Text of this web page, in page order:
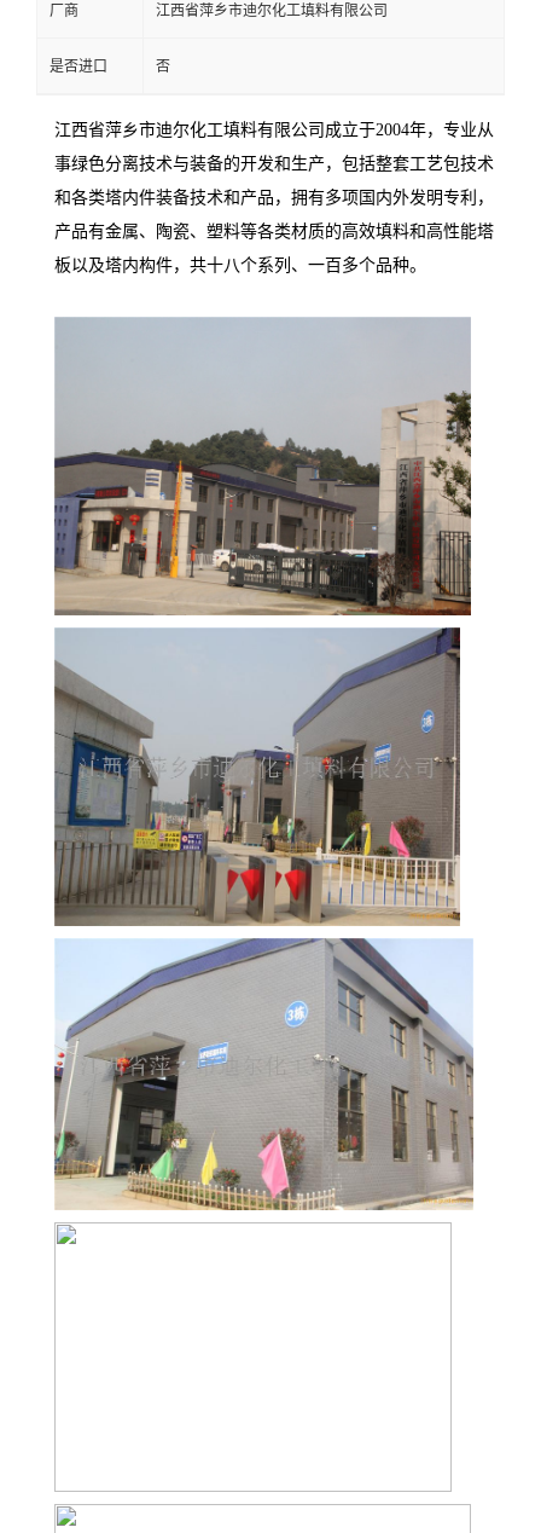
厂商 江西省萍乡市迪尔化工填料有限公司
是否进口 否
江西省萍乡市迪尔化工填料有限公司成立于2004年，专业从
事绿色分离技术与装备的开发和生产，包括整套工艺包技术
和各类塔内件装备技术和产品，拥有多项国内外发明专利，
产品有金属、陶瓷、塑料等各类材质的高效填料和高性能塔
板以及塔内构件，共十八个系列、一百多个品种。